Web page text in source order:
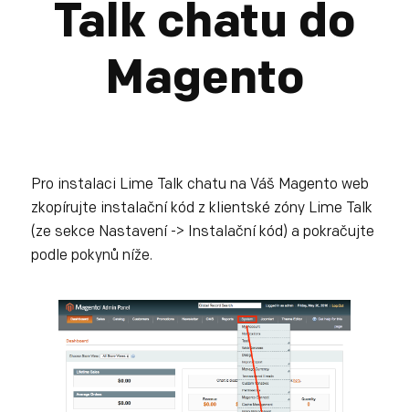
Talk chatu do
Magento
Pro instalaci Lime Talk chatu na Váš Magento web
zkopírujte instalační kód z klientské zóny Lime Talk
(ze sekce Nastavení -> Instalační kód) a pokračujte
podle pokynů níže.